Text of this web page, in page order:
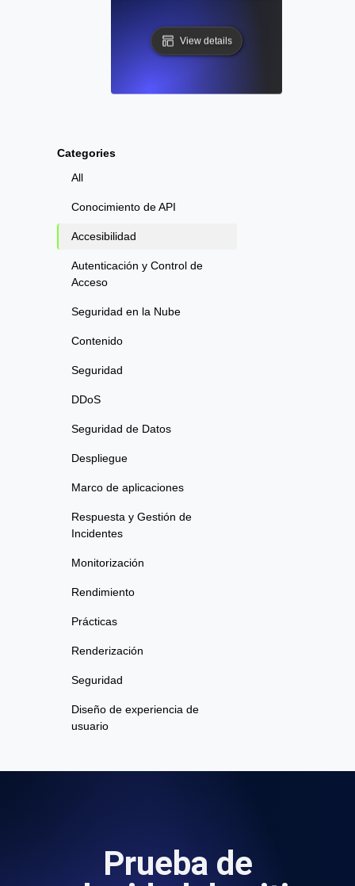
Categories
All
Conocimiento de API
Accesibilidad
Autenticación y Control de
Acceso
Seguridad en la Nube
Contenido
Seguridad
DDoS
Seguridad de Datos
Despliegue
Marco de aplicaciones
Respuesta y Gestión de
Incidentes
Monitorización
Rendimiento
Prácticas
Renderización
Seguridad
Diseño de experiencia de
usuario
View details
Prueba de